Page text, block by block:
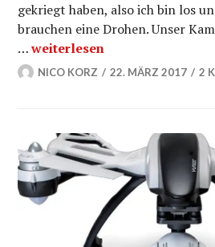
gekriegt haben, also ich bin los
brauchen eine Drohen. Unser
…Drohnengesetze in
weiterlesen
NICO KORZ 22. MÄRZ 2017 2